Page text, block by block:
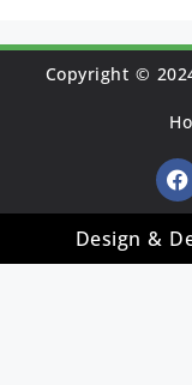
Copyright ©
Design &